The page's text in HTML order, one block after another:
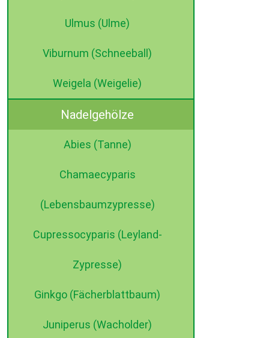
Ulmus (Ulme)
Viburnum (Schneeball)
Weigela (Weigelie)
Nadelgehölze
Abies (Tanne)
Chamaecyparis
(Lebensbaumzypresse)
Cupressocyparis (Leyland-
Zypresse)
Ginkgo (Fächerblattbaum)
Juniperus (Wacholder)